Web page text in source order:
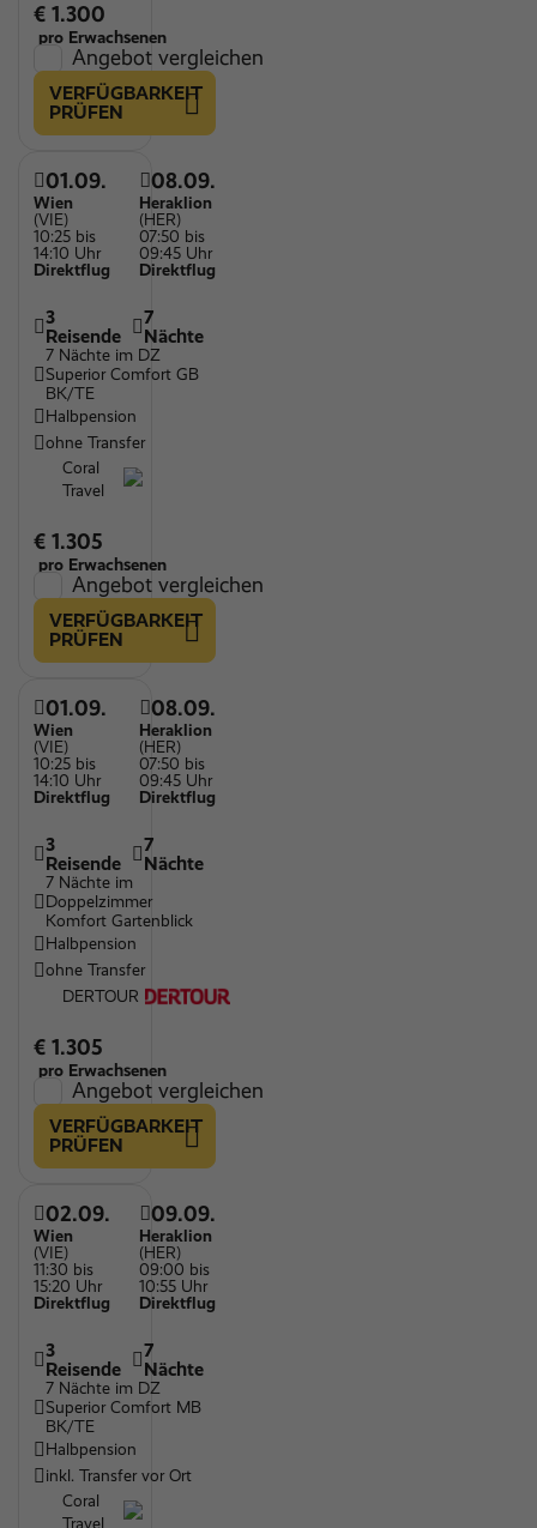
€ 1.300
pro Erwachsenen
Angebot vergleichen
VERFÜGBARKEIT
PRÜFEN
01.09.
Wien
(VIE)
10:25 bis
14:10 Uhr
Direktflug
08.09.
Heraklion
(HER)
07:50 bis
09:45 Uhr
Direktflug
3
Reisende
7
Nächte
7 Nächte im DZ
Superior Comfort GB
BK/TE
Halbpension
ohne Transfer
Coral
Travel
€ 1.305
pro Erwachsenen
Angebot vergleichen
VERFÜGBARKEIT
PRÜFEN
01.09.
Wien
(VIE)
10:25 bis
14:10 Uhr
Direktflug
08.09.
Heraklion
(HER)
07:50 bis
09:45 Uhr
Direktflug
3
Reisende
7
Nächte
7 Nächte im
Doppelzimmer
Komfort Gartenblick
Halbpension
ohne Transfer
DERTOUR
€ 1.305
pro Erwachsenen
Angebot vergleichen
VERFÜGBARKEIT
PRÜFEN
02.09.
Wien
(VIE)
11:30 bis
15:20 Uhr
Direktflug
09.09.
Heraklion
(HER)
09:00 bis
10:55 Uhr
Direktflug
3
Reisende
7
Nächte
7 Nächte im DZ
Superior Comfort MB
BK/TE
Halbpension
inkl. Transfer vor Ort
Coral
Travel